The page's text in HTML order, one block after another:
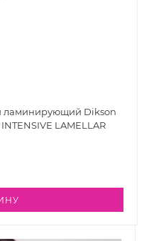
ламинирующий Dikson
LAMELLAR